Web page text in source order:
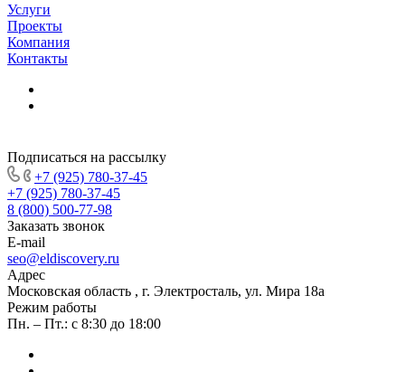
Услуги
Проекты
Компания
Контакты
Подписаться на рассылку
+7 (925) 780-37-45
+7 (925) 780-37-45
8 (800) 500-77-98
Заказать звонок
E-mail
seo@eldiscovery.ru
Адрес
Московская область , г. Электросталь, ул. Мира 18а
Режим работы
Пн. – Пт.: с 8:30 до 18:00